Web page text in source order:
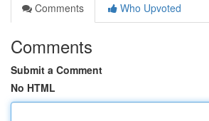
Comments
Who Upvoted
Comments
Submit a Comment
No HTML